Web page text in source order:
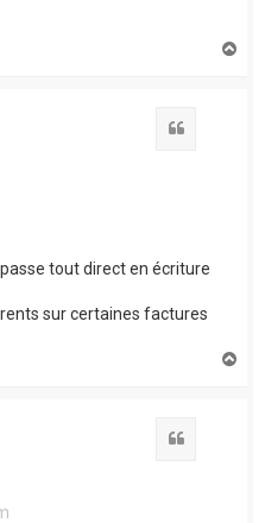
tout direct en écriture
sur certaines factures